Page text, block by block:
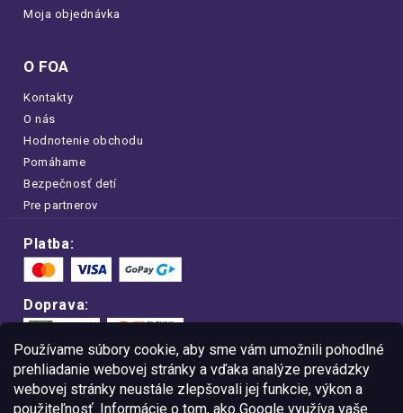
Používame súbory cookie, aby sme vám umožnili pohodlné
prehliadanie webovej stránky a vďaka analýze prevádzky
webovej stránky neustále zlepšovali jej funkcie, výkon a
použiteľnosť. Informácie o tom, ako Google využíva vaše
Moja objednávka
O FOA
Kontakty
O nás
Hodnotenie obchodu
Pomáhame
Bezpečnosť detí
Pre partnerov
Platba:
Doprava:
Nakupujte na FOA bezpečne a bez obáv.
Vďaka protokolu HTTPS sú vaše citlivé